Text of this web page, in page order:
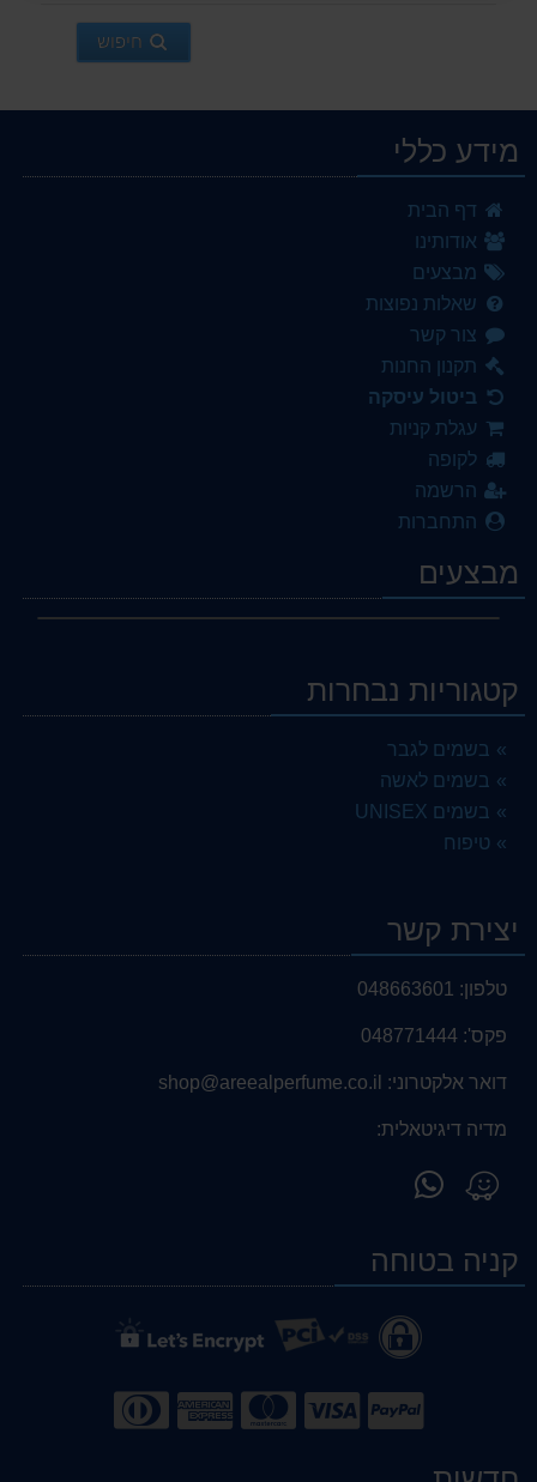
חיפוש
מידע כללי
דף הבית
אודותינו
מבצעים
שאלות נפוצות
צור קשר
תקנון החנות
ביטול עיסקה
עגלת קניות
לקופה
הרשמה
התחברות
מבצעים
קטגוריות נבחרות
בשמים לגבר
בשמים לאשה
בשמים UNISEX
טיפוח
יצירת קשר
טלפון: 048663601
פקס': 048771444
דואר אלקטרוני: shop@areealperfume.co.il
מדיה דיגיטאלית:
מצא
אותנו
Waze
WhatsAppקניה בטוחה